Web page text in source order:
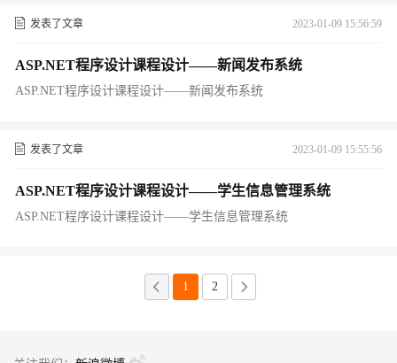
发表了文章 2023-01-09 15:56:59
ASP.NET程序设计课程设计——新闻发布系统
ASP.NET程序设计课程设计——新闻发布系统
发表了文章 2023-01-09 15:55:56
ASP.NET程序设计课程设计——学生信息管理系统
ASP.NET程序设计课程设计——学生信息管理系统
1 2